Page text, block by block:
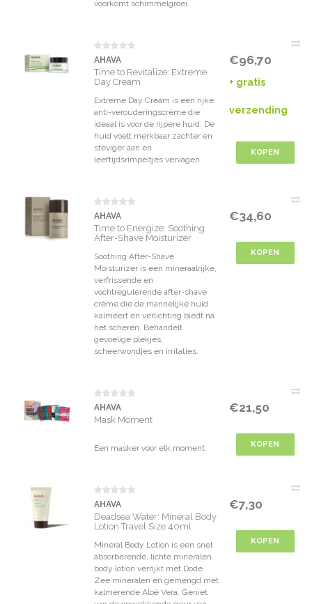
voorkomt schimmelgroei.
AHAVA
Time to Revitalize: Extreme
Day Cream
Extreme Day Cream is een rijke
anti-verouderingscrème die
ideaal is voor de rijpere huid. De
huid voelt merkbaar zachter en
steviger aan en
leeftijdsrimpeltjes vervagen.
€96,70
+ gratis
verzending
KOPEN
AHAVA
Time to Energize: Soothing
After-Shave Moisturizer
Soothing After-Shave
Moisturizer is een mineraalrijke,
verfrissende en
vochtregulerende after-shave
crème die de mannelijke huid
kalmeert en verlichting biedt na
het scheren. Behandelt
gevoelige plekjes,
scheerwondjes en irritaties.
€34,60
KOPEN
AHAVA
Mask Moment
Een masker voor elk moment.
€21,50
KOPEN
AHAVA
Deadsea Water: Mineral Body
Lotion Travel Size 40ml
Mineral Body Lotion is een snel
absorberende, lichte mineralen
body lotion verrijkt met Dode
Zee mineralen en gemengd met
kalmerende Aloë Vera. Geniet
€7,30
KOPEN